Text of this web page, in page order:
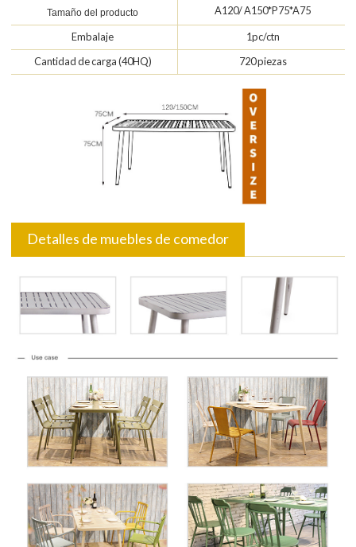
Tamaño del producto A120/ A150*P75*A75
Embalaje
1pc/ctn
Cantidad de carga (40HQ)
720 piezas
Detalles de muebles de comedor